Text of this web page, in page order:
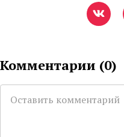
Комментарии (0)